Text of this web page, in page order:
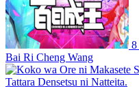
8
Bai Ri Cheng Wang